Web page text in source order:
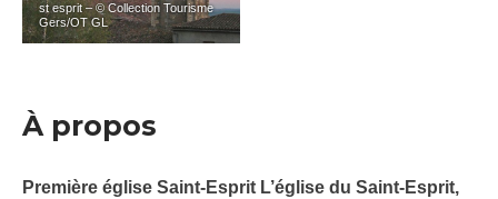
st esprit – © Collection Tourisme
Gers/OT GL
À propos
Première église Saint-Esprit L’église du Saint-Esprit,